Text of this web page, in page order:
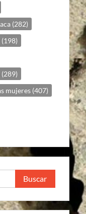
(282)
(198)
(289)
mujeres (407)
Buscar: